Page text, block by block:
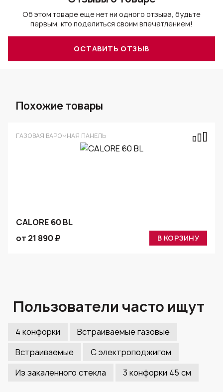
Об этом товаре еще нет ни одного отзыва, будьте
первым, кто поделиться своим впечатлением!
ОСТАВИТЬ ОТЗЫВ
Похожие товары
ГАЗОВАЯ ВАРОЧНАЯ ПАНЕЛЬ
CALORE 60 BL
от 21 890 ₽
В КОРЗИНУ
Пользователи часто ищут
4 конфорки
Встраиваемые газовые
Встраиваемые
С электроподжигом
Из закаленного стекла
3 конфорки 45 см